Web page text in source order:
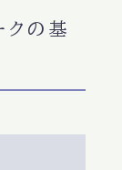
クの基